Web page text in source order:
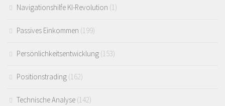
Navigationshilfe KI-Revolution (1)
Passives Einkommen (199)
Persönlichkeitsentwicklung (153)
Positionstrading (162)
Technische Analyse (142)